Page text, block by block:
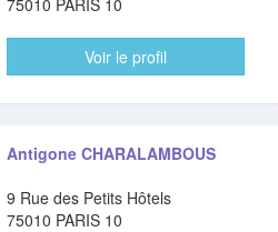
75010 PARIS 10
Voir le profil
Antigone CHARALAMBOUS
9 Rue des Petits Hôtels
75010 PARIS 10